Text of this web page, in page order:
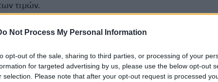
Not Process My Personal Information
opt-out of the sale, sharing to third parties, or processing of your
for targeted advertising by us, please use the below opt-out
selection. Please note that after your opt-out request is processed
τιμών.
κλειστά ακίνητα βγήκαν ξανά στην
,
την επίδραση του μέτρου στην